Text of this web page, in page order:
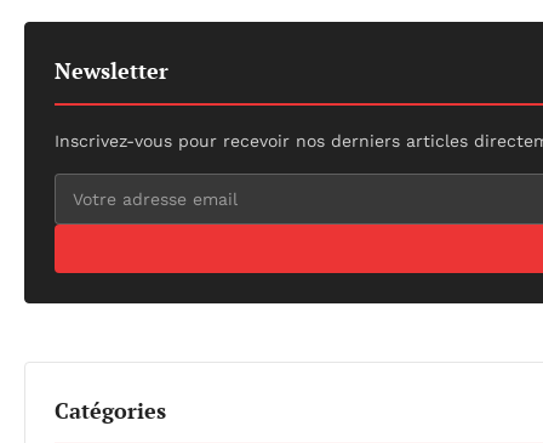
Newsletter
Inscrivez-vous pour recevoir nos derniers articles
Catégories